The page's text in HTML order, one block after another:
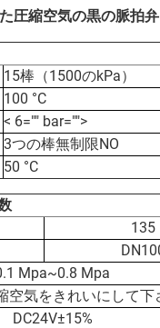
圧縮空気の黒の脈拍弁
15棒（1500のkPa）
100 °C
< 6="" bar="">
3つの棒無制限NO
50 °C
135
Mpa~0.8 Mpa
空気をきれいにして下
DC24V±15%